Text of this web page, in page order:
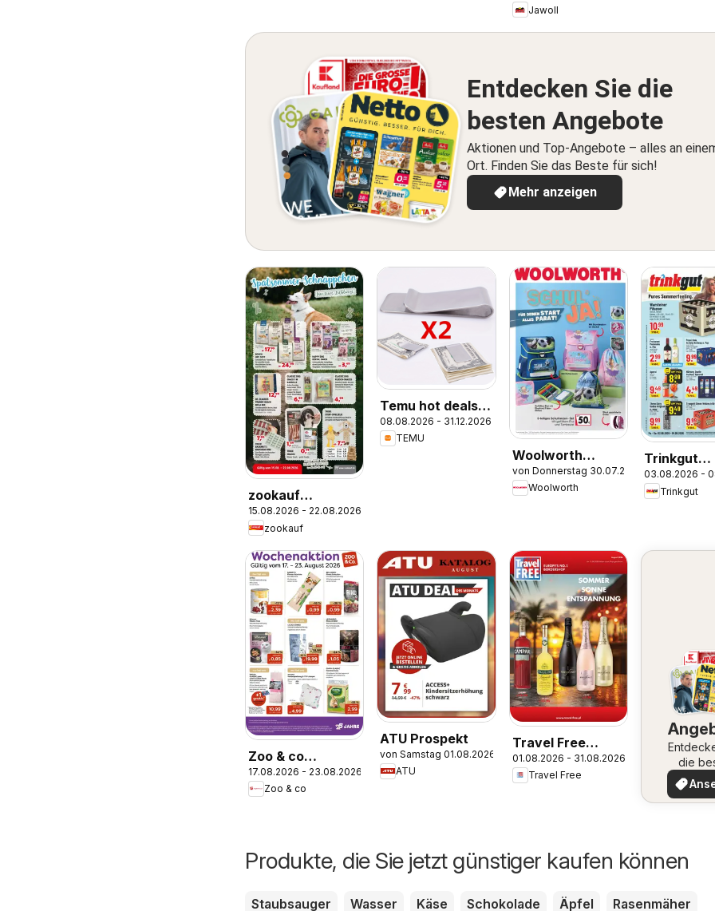
Jawoll
Entdecken Sie die
besten Angebote
Aktionen und Top-Angebote – alles an
Ort. Finden Sie das Beste für sich!
Mehr anzeigen
zookauf
Prospekt
15.08.2026 - 22.08.2026
zookauf
Temu hot deals –
Germany
08.08.2026 - 31.12.2026
TEMU
Woolworth
Prospekt
von Donnerstag 30.07.2026
Woolworth
Trinkgut
Prospekt
03.08.2026 -
Trinkgut
Zoo & co
Prospekt
17.08.2026 - 23.08.2026
Zoo & co
ATU Prospekt
von Samstag 01.08.2026
ATU
Travel Free
Angebote
01.08.2026 - 31.08.2026
Travel Free
die
Produkte, die Sie jetzt günstiger kaufen können
Staubsauger Wasser Käse Schokolade Äpfel
Rasenmäher